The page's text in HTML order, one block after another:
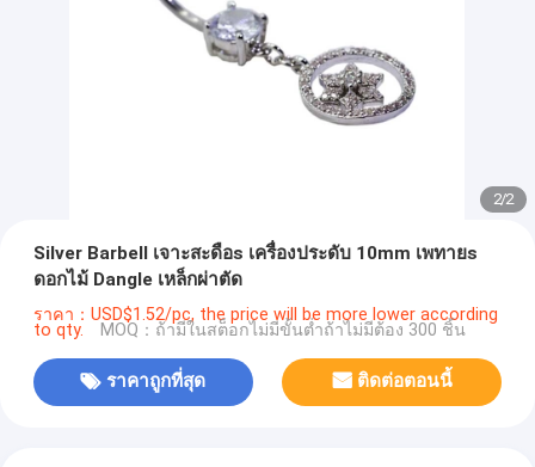
2/2
Silver Barbell เจาะสะดือs เครื่องประดับ 10mm เพทายs
ดอกไม้ Dangle เหล็กผ่าตัด
ราคา：USD$1.52/pc, the price will be more lower according
to qty. MOQ：ถ้ามีในสต็อกไม่มีขั้นต่ำถ้าไม่มีต้อง 300 ชิ้น
ราคาถูกที่สุด ติดต่อตอนนี้